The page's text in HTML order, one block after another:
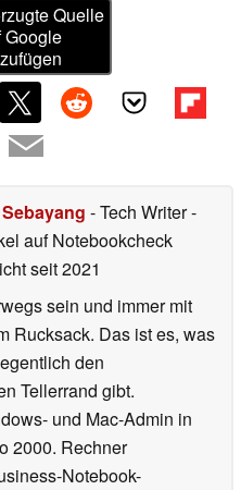
Quelle
Google
- Tech Writer-
auf Notebookcheck
seit 2021
sein und immer mit
Rucksack. Das ist es, was
den
Tellerrand gibt.
und Mac-Admin in
2000. Rechner
Notebook-